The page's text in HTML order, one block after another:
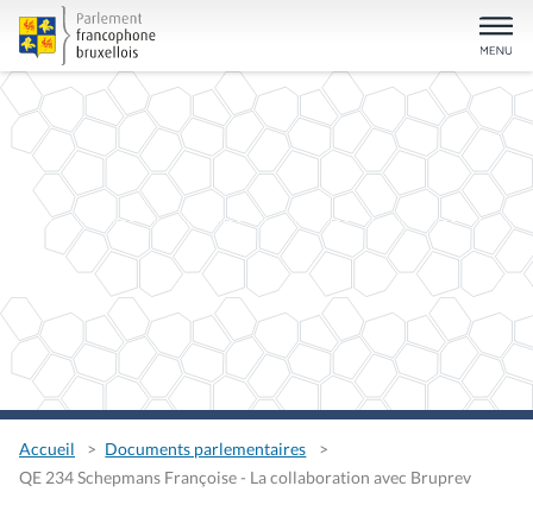
Accueil
Documents parlementaires
QE 234 Schepmans Françoise - La collaboration avec Bruprev